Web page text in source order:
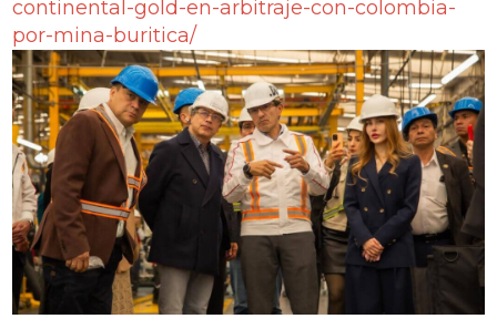
continental-gold-en-arbitraje-con-colombia-
por-mina-buritica/